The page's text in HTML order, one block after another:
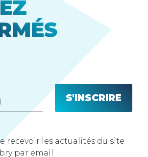
les actualités du site
par email